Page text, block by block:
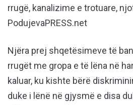
rrugë, kanalizime e trotuare,
PodujevaPRESS.net
Njëra prej shqetësimeve të
rrugët me gropa e të lëna në
kaluar, ku kishte bërë
duke i lënë në gjysmë e disa